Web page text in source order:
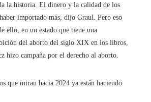
la historia. El dinero y la calidad de los
importado más, dijo Graul. Pero eso
ello, en un estado que tiene una
del aborto del siglo XIX en los libros,
hizo campaña por el derecho al aborto.
que miran hacia 2024 ya están haciendo